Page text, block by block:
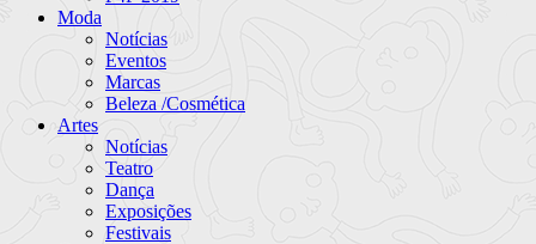
Moda
Notícias
Eventos
Marcas
Beleza /Cosmética
Artes
Notícias
Teatro
Dança
Exposições
Festivais